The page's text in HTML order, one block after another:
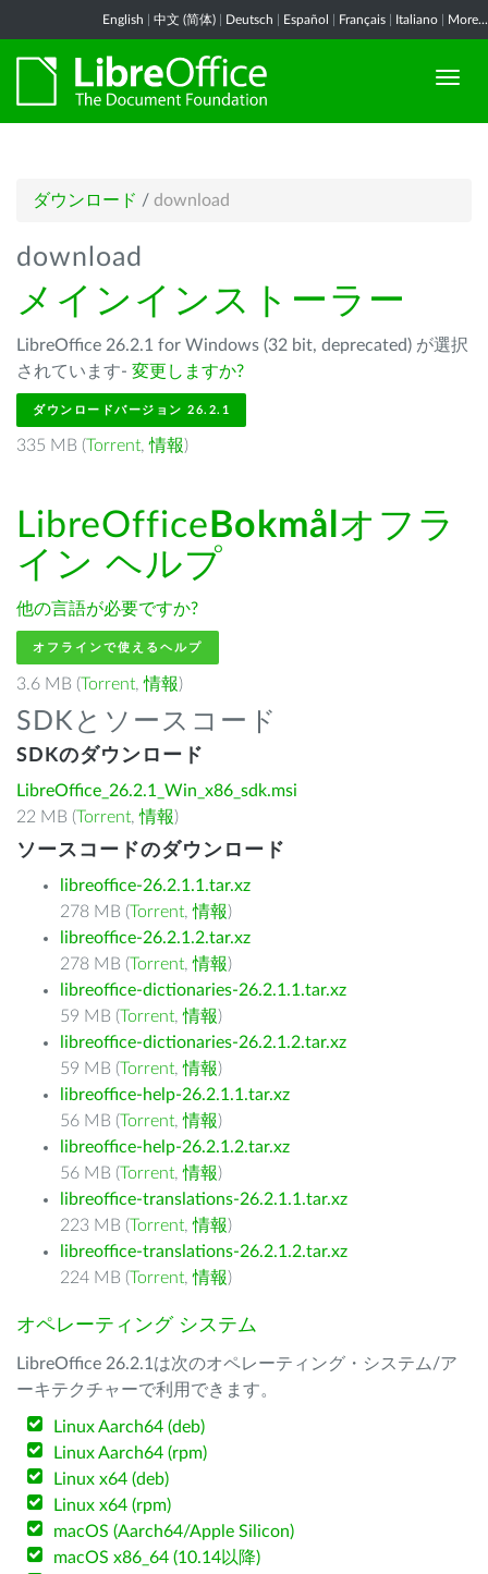
English 中文 (简体) Deutsch Español Français Italiano More...
ダウンロード / download
download
メインインストーラー
LibreOffice 26.2.1 for Windows (32 bit, deprecated) が選択
されています- 変更しますか?
ダウンロードバージョン 26.2.1
335 MB (Torrent,情報)
LibreOffice Bokmål オフラ
イン ヘルプ
他の言語が必要ですか?
オフラインで使えるヘルプ
3.6 MB (Torrent,情報)
SDKとソースコード
SDKのダウンロード
LibreOffice_26.2.1_Win_x86_sdk.msi
22 MB (Torrent,情報)
ソースコードのダウンロード
libreoffice-26.2.1.1.tar.xz
278 MB (Torrent,情報)
libreoffice-26.2.1.2.tar.xz
278 MB (Torrent,情報)
libreoffice-dictionaries-26.2.1.1.tar.xz
59 MB (Torrent,情報)
libreoffice-dictionaries-26.2.1.2.tar.xz
59 MB (Torrent,情報)
libreoffice-help-26.2.1.1.tar.xz
56 MB (Torrent,情報)
libreoffice-help-26.2.1.2.tar.xz
56 MB (Torrent,情報)
libreoffice-translations-26.2.1.1.tar.xz
223 MB (Torrent,情報)
libreoffice-translations-26.2.1.2.tar.xz
224 MB (Torrent,情報)
オペレーティング システム
LibreOffice 26.2.1は次のオペレーティング・システム/ア
ーキテクチャーで利用できます。
Linux Aarch64 (deb)
Linux Aarch64 (rpm)
Linux x64 (deb)
Linux x64 (rpm)
macOS (Aarch64/Apple Silicon)
macOS x86_64 (10.14以降)